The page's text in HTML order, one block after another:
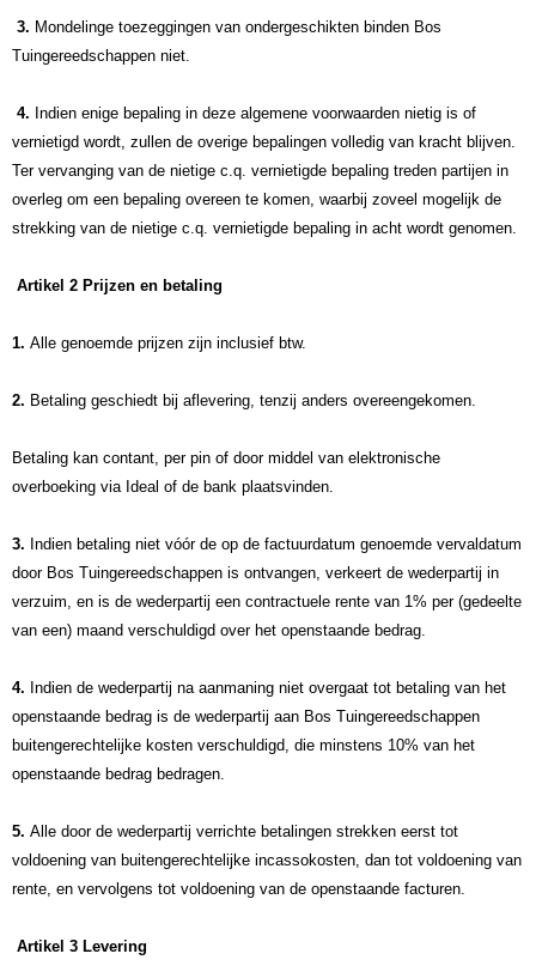
3. Mondelinge toezeggingen van ondergeschikten binden Bos
Tuingereedschappen niet.
4. Indien enige bepaling in deze algemene voorwaarden nietig is of
vernietigd wordt, zullen de overige bepalingen volledig van kracht blijven.
Ter vervanging van de nietige c.q. vernietigde bepaling treden partijen in
overleg om een bepaling overeen te komen, waarbij zoveel mogelijk de
strekking van de nietige c.q. vernietigde bepaling in acht wordt genomen.
Artikel 2 Prijzen en betaling
1. Alle genoemde prijzen zijn inclusief btw.
2. Betaling geschiedt bij aflevering, tenzij anders overeengekomen.
Betaling kan contant, per pin of door middel van elektronische
overboeking via Ideal of de bank plaatsvinden.
3. Indien betaling niet vóór de op de factuurdatum genoemde vervaldatum
door Bos Tuingereedschappen is ontvangen, verkeert de wederpartij in
verzuim, en is de wederpartij een contractuele rente van 1% per (gedeelte
van een) maand verschuldigd over het openstaande bedrag.
4. Indien de wederpartij na aanmaning niet overgaat tot betaling van het
openstaande bedrag is de wederpartij aan Bos Tuingereedschappen
buitengerechtelijke kosten verschuldigd, die minstens 10% van het
openstaande bedrag bedragen.
5. Alle door de wederpartij verrichte betalingen strekken eerst tot
voldoening van buitengerechtelijke incassokosten, dan tot voldoening van
rente, en vervolgens tot voldoening van de openstaande facturen.
Artikel 3 Levering